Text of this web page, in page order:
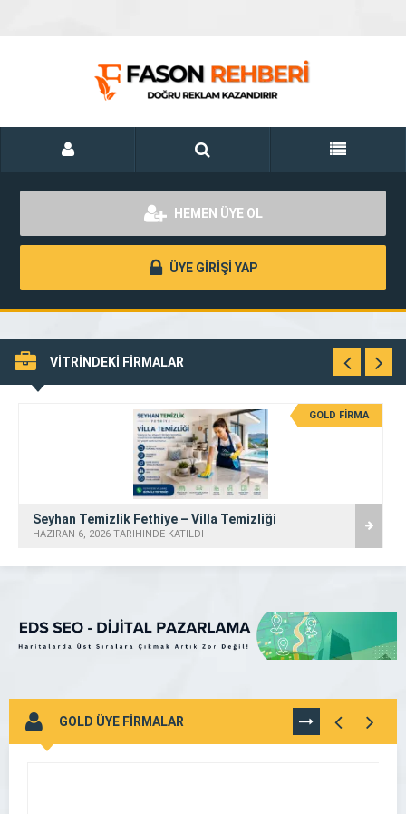
HEMEN ÜYE OL
ÜYE GİRİŞİ YAP
VİTRİNDEKİ FİRMALAR
GOLD FİRMA
Seyhan Temizlik Fethiye – Villa Temizliği
HAZIRAN 6, 2026 TARİHİNDE KATILDI
GOLD ÜYE FİRMALAR TÜMÜNÜ
GÖR